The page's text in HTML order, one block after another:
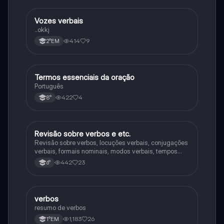
Português
Vozes verbais
..okkj
2°EM 414 9
Português
Termos essenciais da oração
Português
8° 422 4
Português
Revisão sobre verbos e etc.
Revisão sobre verbos, locuções verbais, conjugações
verbais, formais nominais, modos verbais, tempos
verbais e pretéritos.
6° 442 23
Português
verbos
resumo de verbos
1°EM 1,183 26